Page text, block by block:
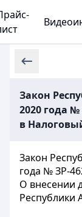
Закон
2020 года
в
Закон
года № ЗР-
О внесении
Республики